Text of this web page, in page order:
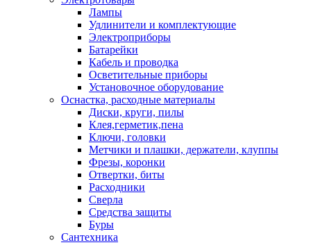
Лампы
Удлинители и комплектующие
Электроприборы
Батарейки
Кабель и проводка
Осветительные приборы
Установочное оборудование
Оснастка, расходные материалы
Диски, круги, пилы
Клея,герметик,пена
Ключи, головки
Метчики и плашки, держатели, клуппы
Фрезы, коронки
Отвертки, биты
Расходники
Сверла
Средства защиты
Буры
Сантехника